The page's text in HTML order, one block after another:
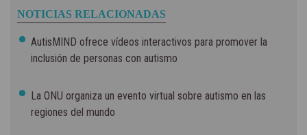
NOTICIAS RELACIONADAS
AutisMIND ofrece vídeos interactivos para promover la
inclusión de personas con autismo
La ONU organiza un evento virtual sobre autismo en las
regiones del mundo